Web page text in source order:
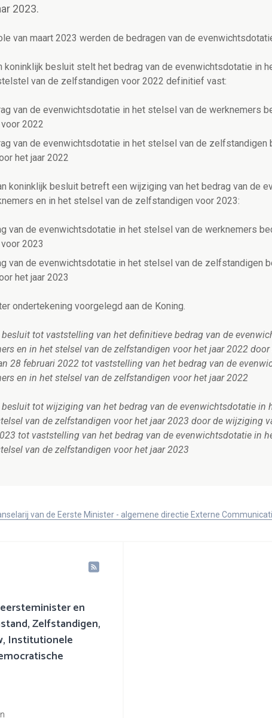
2023.
van maart 2023 werden de bedragen van de
koninklijk besluit stelt het bedrag van de evenwichtsdotatie in
van de zelfstandigen voor 2022 definitief vast:
van de evenwichtsdotatie in het stelsel van de werknemers
2022
van de evenwichtsdotatie in het stelsel van de zelfstandigen
het jaar 2022
koninklijk besluit betreft een wijziging van het bedrag van de
en in het stelsel van de zelfstandigen voor 2023:
van de evenwichtsdotatie in het stelsel van de werknemers
2023
van de evenwichtsdotatie in het stelsel van de zelfstandigen
het jaar 2023
ondertekening voorgelegd aan de Koning.
tot vaststelling van het definitieve bedrag van de
en in het stelsel van de zelfstandigen voor het jaar 2022
28 februari 2022 tot vaststelling van het bedrag van de
en in het stelsel van de zelfstandigen voor het jaar 2022
tot wijziging van het bedrag van de evenwichtsdotatie in
van de zelfstandigen voor het jaar 2023 door de wijziging
tot vaststelling van het bedrag van de evenwichtsdotatie in
van de zelfstandigen voor het jaar 2023
van de Eerste Minister - algemene directie Externe
en
Zelfstandigen,
Institutionele